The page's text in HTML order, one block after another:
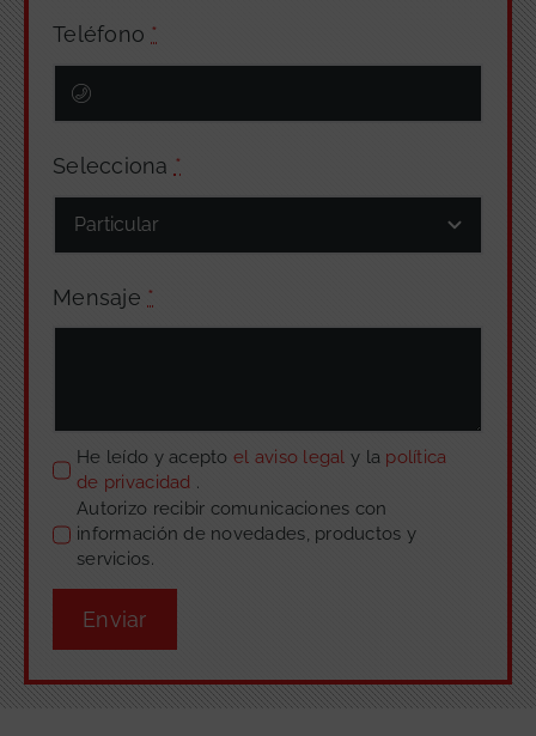
Teléfono *
Selecciona *
Mensaje *
He leído y acepto el aviso legaly la política
de privacidad .
Autorizo recibir comunicaciones con
información de novedades, productos y
servicios.
Enviar